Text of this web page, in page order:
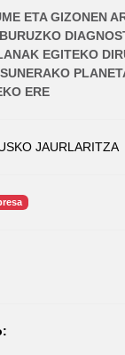
ETA GIZONEN
EGITEKO
ERE
JAURLARITZA